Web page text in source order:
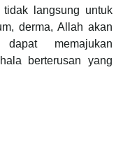
langsung untuk
derma, Allah akan
memajukan
berterusan yang